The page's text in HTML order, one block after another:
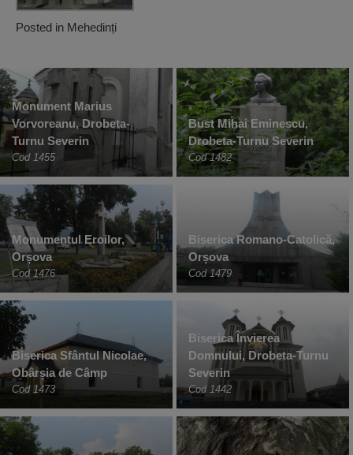
Posted in Mehedinți
Monument Marius
Vorvoreanu, Drobeta-
Turnu Severin
Cod 1455
Bust Mihai Eminescu,
Drobeta-Turnu Severin
Cod 1482
Monumentul Eroilor,
Orșova
Cod 1476
Biserica Romano-Catolică,
Orșova
Cod 1479
Biserica Sfântul Nicolae,
Obârșia de Câmp
Cod 1473
Biserica Învierea
Domnului, Drobeta-Turnu
Severin
Cod 1442